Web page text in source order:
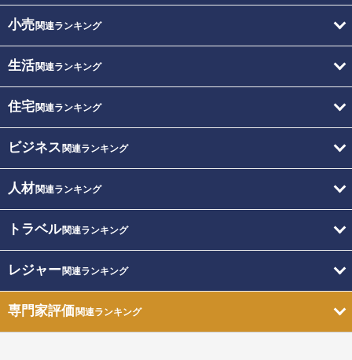
小売関連ランキング
生活関連ランキング
住宅関連ランキング
ビジネス 関連ランキング
人材関連ランキング
トラベル関連ランキング
レジャー関連ランキング
専門家評価関連ランキング